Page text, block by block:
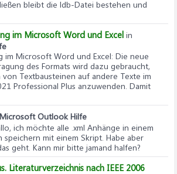
bleibt die ldb-Datei bestehen und
im Microsoft Word und Excel in
im Microsoft Word und Excel: Die neue
des Formats wird dazu gebraucht,
Textbausteinen auf andere Texte im
Professional Plus anzuwenden. Damit
Microsoft Outlook Hilfe
ich möchte alle .xml Anhänge in einem
speichern mit einem Skript. Habe aber
geht. Kann mir bitte jamand halfen?
Literaturverzeichnis nach IEEE 2006